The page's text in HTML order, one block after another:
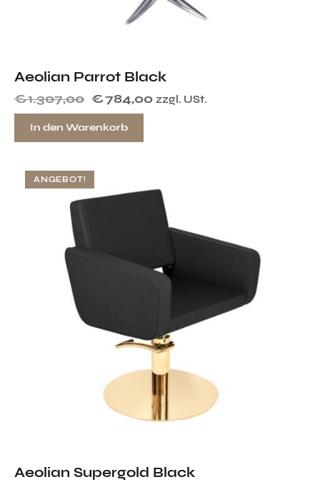
Aeolian Parrot Black
€1.307,00 €784,00 zzgl. USt.
In den Warenkorb
ANGEBOT!
Aeolian Supergold Black